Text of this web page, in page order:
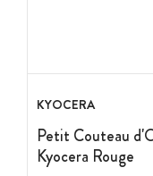
KYOCERA
Petit Couteau
Kyocera Rouge